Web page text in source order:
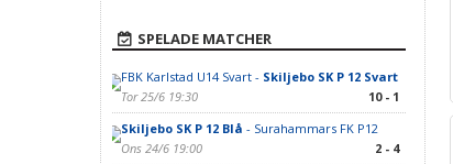
SPELADE MATCHER
FBK Karlstad U14 Svart - Skiljebo SK P 12 Svart
Tor 25/6 19:30
10 - 1
Skiljebo SK P 12 Blå - Surahammars FK P12
Ons 24/6 19:00
2 - 4